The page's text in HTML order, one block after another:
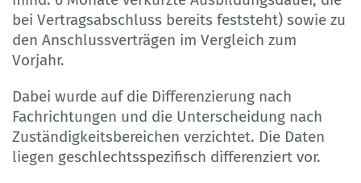
bei Vertragsabschluss bereits feststeht) sowie zu
den Anschlussverträgen im Vergleich zum
Vorjahr.
Dabei wurde auf die Differenzierung nach
Fachrichtungen und die Unterscheidung nach
Zuständigkeitsbereichen verzichtet. Die Daten
liegen geschlechtsspezifisch differenziert vor.